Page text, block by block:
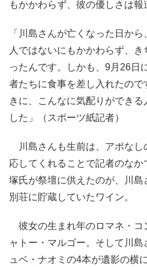
もかかわらず、彼の優しさは報
「川島さんが亡くなった日か
人ではないにもかかわらず、
ったんです。しかも、9月26日
者たちに食事を差し入れたので
きに、こんなに気配りができる
した」（スポーツ紙記者）
川島さんも生前は、アポなし
応してくれることで記者のな
塚氏が祭壇に供えたのが、川
別荘に貯蔵していたワイン。
彼女の生まれ年のロマネ・コ
ャトー・マルゴー。そして川
ュベ・ナオミの4本が遺影の横